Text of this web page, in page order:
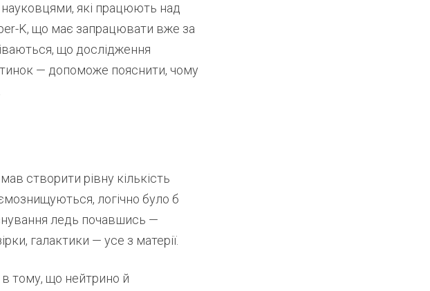
які працюють над
K, що має запрацювати вже за
що дослідження
— допоможе пояснити, чому
створити рівну кількість
логічно було б
ледь почавшись —
галактики — усе з матерії.
тому, що нейтрино й